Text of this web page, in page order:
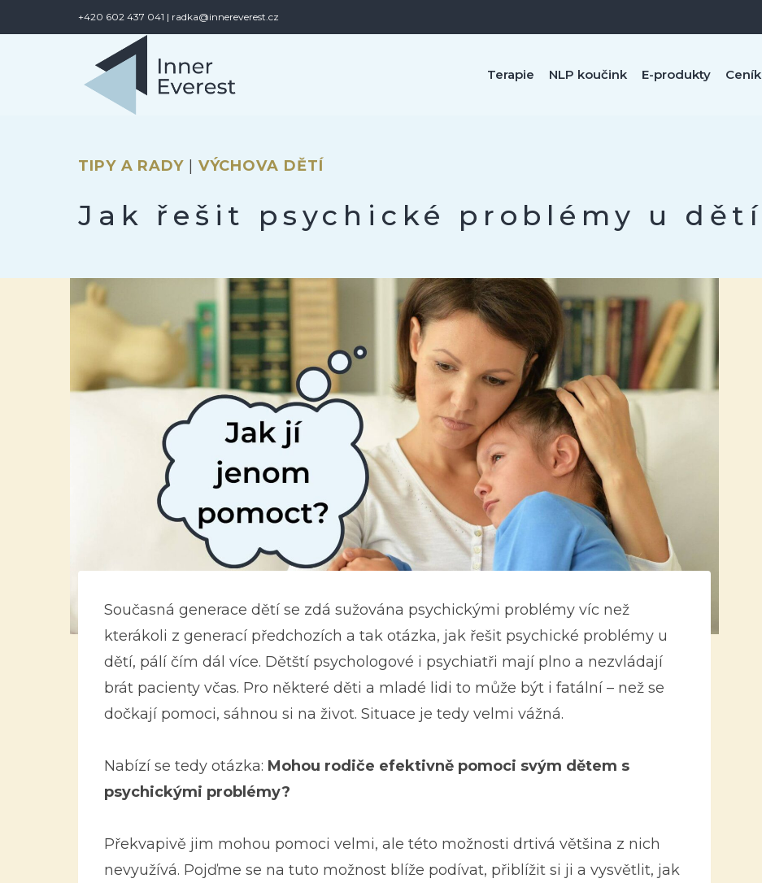
na
+420 602 437 041 | radka@innereverest.cz
Terapie NLP koučink E-produkty Ceník
TIPY A RADY| VÝCHOVA DĚTÍ
Jak řešit psychické problémy u dětí
Současná generace dětí se zdá sužována psychickými problémy víc než
kterákoli z generací předchozích a tak otázka, jak řešit psychické problémy u
dětí, pálí čím dál více. Dětští psychologové i psychiatři mají plno a nezvládají
brát pacienty včas. Pro některé děti a mladé lidi to může být i fatální – než se
dočkají pomoci, sáhnou si na život. Situace je tedy velmi vážná.
Nabízí se tedy otázka: Mohou rodiče efektivně pomoci svým dětem s
psychickými problémy?
Překvapivě jim mohou pomoci velmi, ale této možnosti drtivá většina z nich
nevyužívá. Pojďme se na tuto možnost blíže podívat, přiblížit si ji a vysvětlit, jak